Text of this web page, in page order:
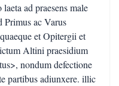
ad praesens male
Primus ac Varus
et Opitergii et
Altini praesidium
nondum defectione
partibus adiunxere. illic